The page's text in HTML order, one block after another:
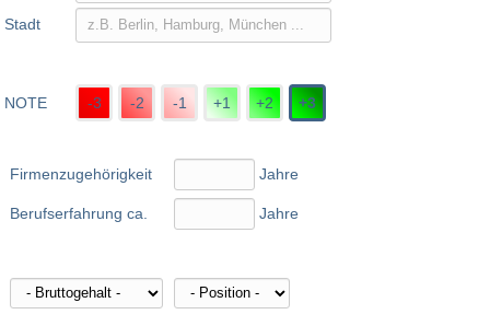
Stadt
NOTE -3 -2 -1 +1 +2 +3
Firmenzugehörigkeit
Berufserfahrung ca.
Jahre
Jahre